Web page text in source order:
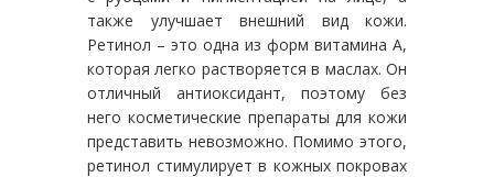
также улучшает внешний вид кожи.
Ретинол – это одна из форм витамина А,
которая легко растворяется в маслах. Он
отличный антиоксидант, поэтому без
него косметические препараты для кожи
представить невозможно. Помимо этого,
ретинол стимулирует в кожных покровах